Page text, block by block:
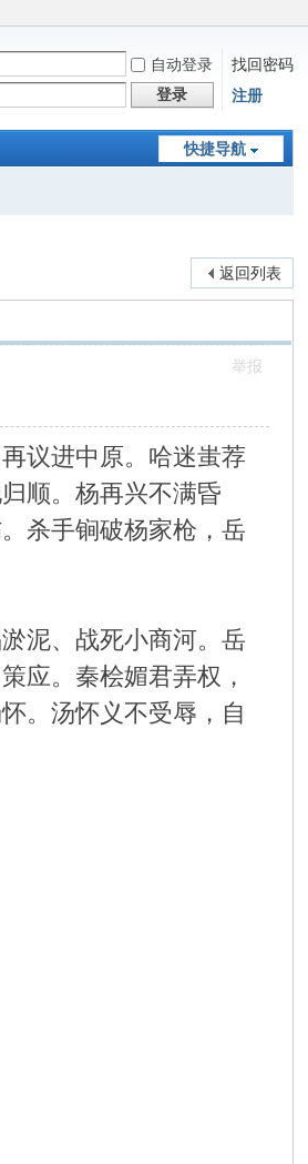
自动登录
找回密码
登录 注册
快捷导航
返回列表
举报
议进中原。哈迷蚩荐
顺。杨再兴不满昏
杀手锏破杨家枪，岳
泥、战死小商河。岳
应。秦桧媚君弄权，
。汤怀义不受辱，自